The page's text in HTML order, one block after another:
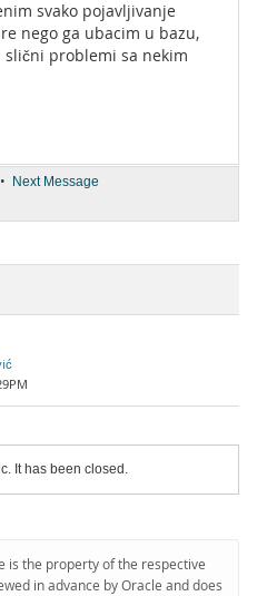
svako pojavljivanje
nego ga ubacim u bazu,
problemi sa nekim
• Next Message
It has been closed.
is the property of the respective
in advance by Oracle and does